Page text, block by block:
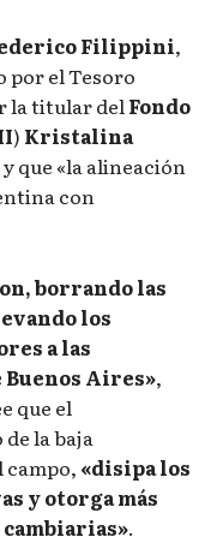
Filippini,
por el Tesoro
la titular del Fondo
) Kristalina
que «la alineación
con
borrando las
los
a las
Aires»,
que el
la baja
«disipa los
y otorga más
.